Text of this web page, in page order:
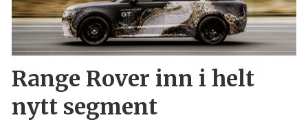
Range Rover inn i helt
nytt segment